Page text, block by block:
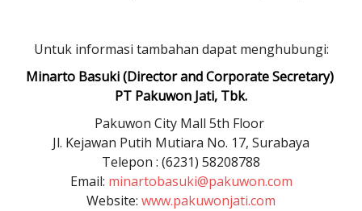
Untuk informasi tambahan dapat menghubungi:
Minarto Basuki (Director and Corporate Secretary)
PT Pakuwon Jati, Tbk.
Pakuwon City Mall 5th Floor
Jl. Kejawan Putih Mutiara No. 17, Surabaya
Telepon : (6231) 58208788
Email: minartobasuki@pakuwon.com
Website: www.pakuwonjati.com